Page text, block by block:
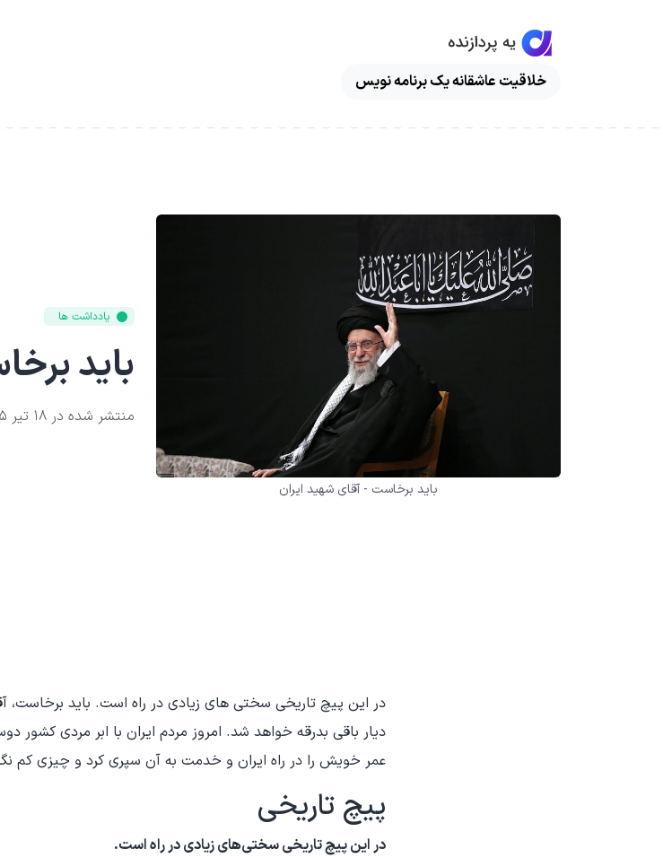
خلاقیت عاشقانه یک برنامه نویس
باید برخاست - آقای شهید ایران
یادداشت ها
باید
منتشر شده در 18 تیر 1405
در این پیچ تاریخی سختی های زیادی در راه است. باید
دیار باقی بدرقه خواهد شد. امروز مردم ایران با ابر مردی
عمر خویش را در راه ایران و خدمت به آن سپری کرد و چیزی کم
پیچ تاریخی
در این پیچ تاریخی سختی‌های زیادی در راه است.